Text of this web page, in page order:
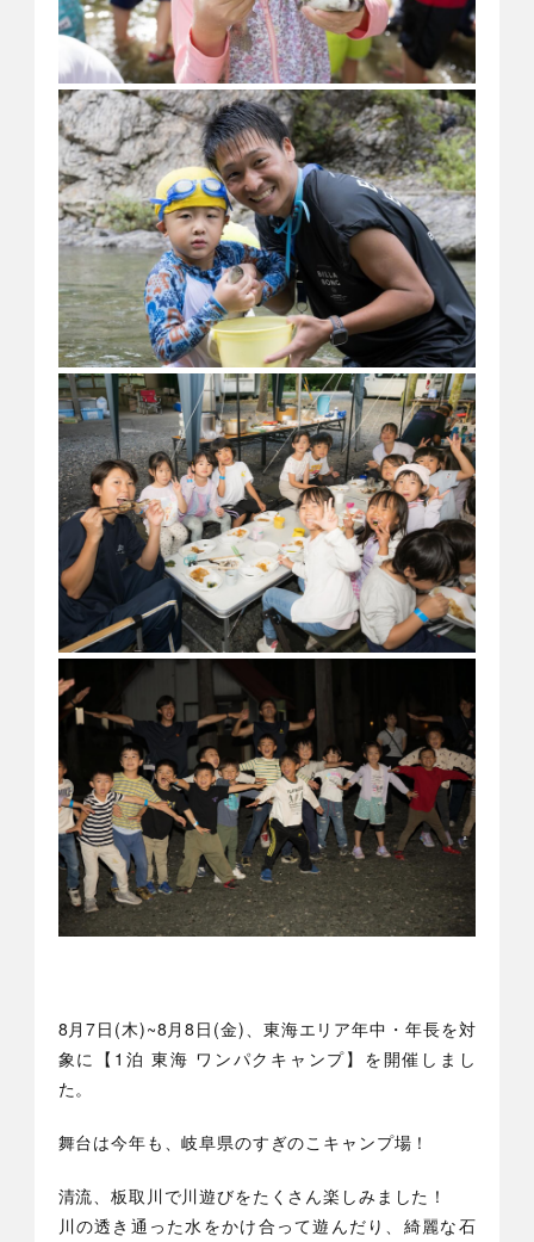
8月7日(木)~8月8日(金)、東海エリア年中・年長を対
象に【1泊 東海 ワンパクキャンプ】を開催しまし
た。
舞台は今年も、岐阜県のすぎのこキャンプ場！
清流、板取川で川遊びをたくさん楽しみました！
川の透き通った水をかけ合って遊んだり、綺麗な石